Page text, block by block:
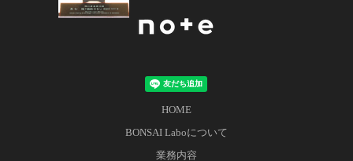
HOME
BONSAI Laboについて
業務内容